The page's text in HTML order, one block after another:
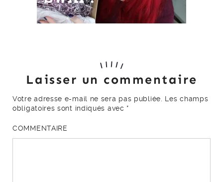
Laisser un commentaire
Votre adresse e-mail ne sera pas publiée.
Les champs
obligatoires sont indiqués avec *
COMMENTAIRE